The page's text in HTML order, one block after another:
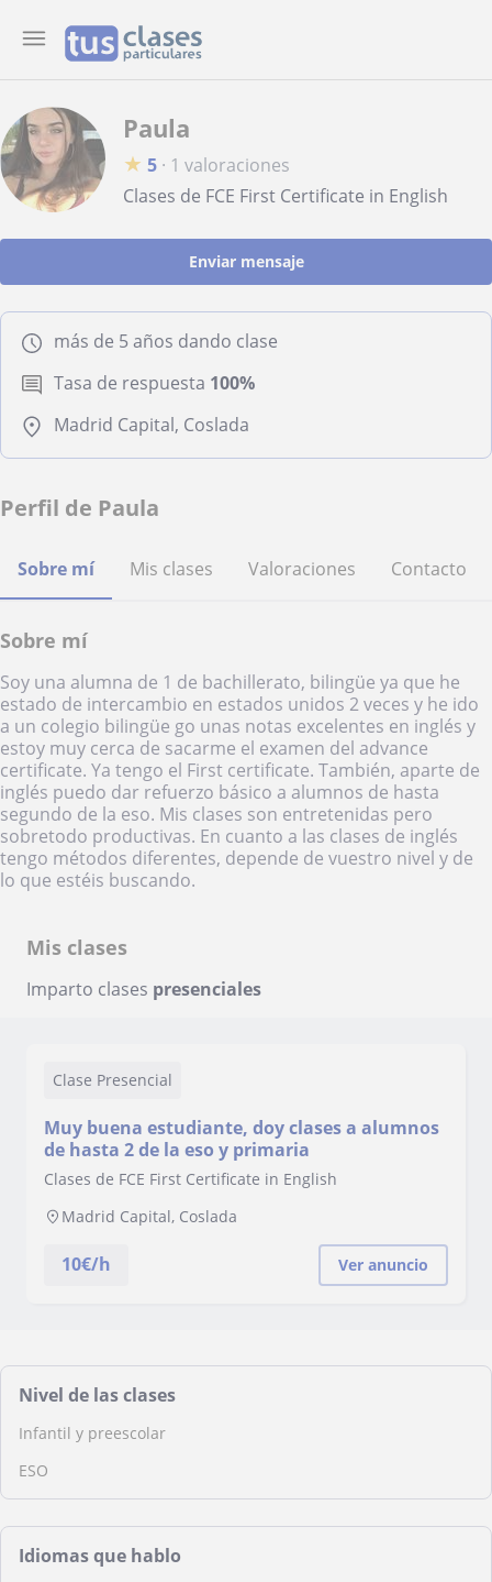
Paula
★ 5 · 1 valoraciones
Clases de FCE First Certificate in English
Enviar mensaje
más de 5 años dando clase
Tasa de respuesta 100%
Madrid Capital, Coslada
Perfil de Paula
Sobre mí Mis clases Valoraciones Contacto
Sobre mí
Soy una alumna de 1 de bachillerato, bilingüe ya que he
estado de intercambio en estados unidos 2 veces y he ido
a un colegio bilingüe go unas notas excelentes en inglés y
estoy muy cerca de sacarme el examen del advance
certificate. Ya tengo el First certificate. También, aparte de
inglés puedo dar refuerzo básico a alumnos de hasta
segundo de la eso. Mis clases son entretenidas pero
sobretodo productivas. En cuanto a las clases de inglés
tengo métodos diferentes, depende de vuestro nivel y de
lo que estéis buscando.
Mis clases
Imparto clases presenciales
Clase Presencial
Muy buena estudiante, doy clases a alumnos
de hasta 2 de la eso y primaria
Clases de FCE First Certificate in English
Madrid Capital, Coslada
10€/h Ver anuncio
Nivel de las clases
Infantil y preescolar
ESO
Idiomas que hablo